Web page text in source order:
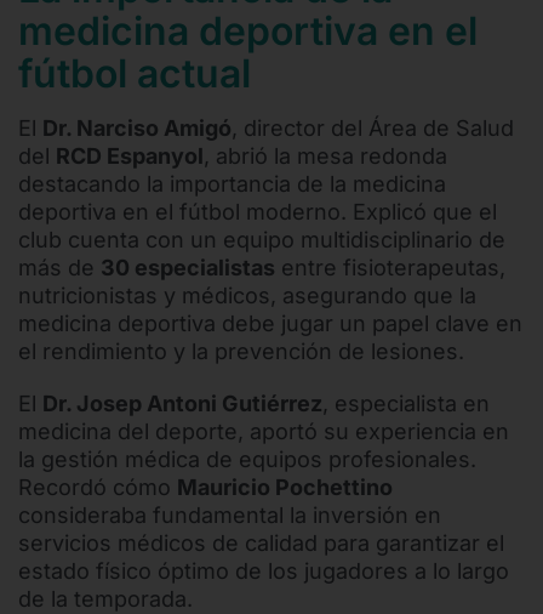
medicina deportiva en el
fútbol actual
El Dr. Narciso Amigó, director del Área de Salud
del RCD Espanyol, abrió la mesa redonda
destacando la importancia de la medicina
deportiva en el fútbol moderno. Explicó que el
club cuenta con un equipo multidisciplinario de
más de 30 especialistas entre fisioterapeutas,
nutricionistas y médicos, asegurando que la
medicina deportiva debe jugar un papel clave en
el rendimiento y la prevención de lesiones.
El Dr. Josep Antoni Gutiérrez, especialista en
medicina del deporte, aportó su experiencia en
la gestión médica de equipos profesionales.
Recordó cómo Mauricio Pochettino
consideraba fundamental la inversión en
servicios médicos de calidad para garantizar el
estado físico óptimo de los jugadores a lo largo
de la temporada.